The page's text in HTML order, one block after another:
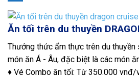
Ăn tối trên du thuyền
Thưởng thức ẩm thực trên du thuyền
món ăn Á - Âu, đặc biệt là các món
♦ Vé Combo ăn tối: Từ 350.000